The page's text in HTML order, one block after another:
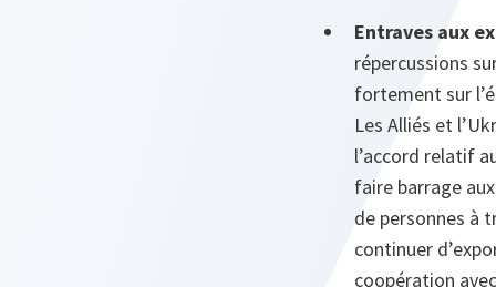
Entraves aux
répercussions
fortement sur
Les Alliés et
l’accord relatif
faire barrage
de personnes à
continuer
coopération